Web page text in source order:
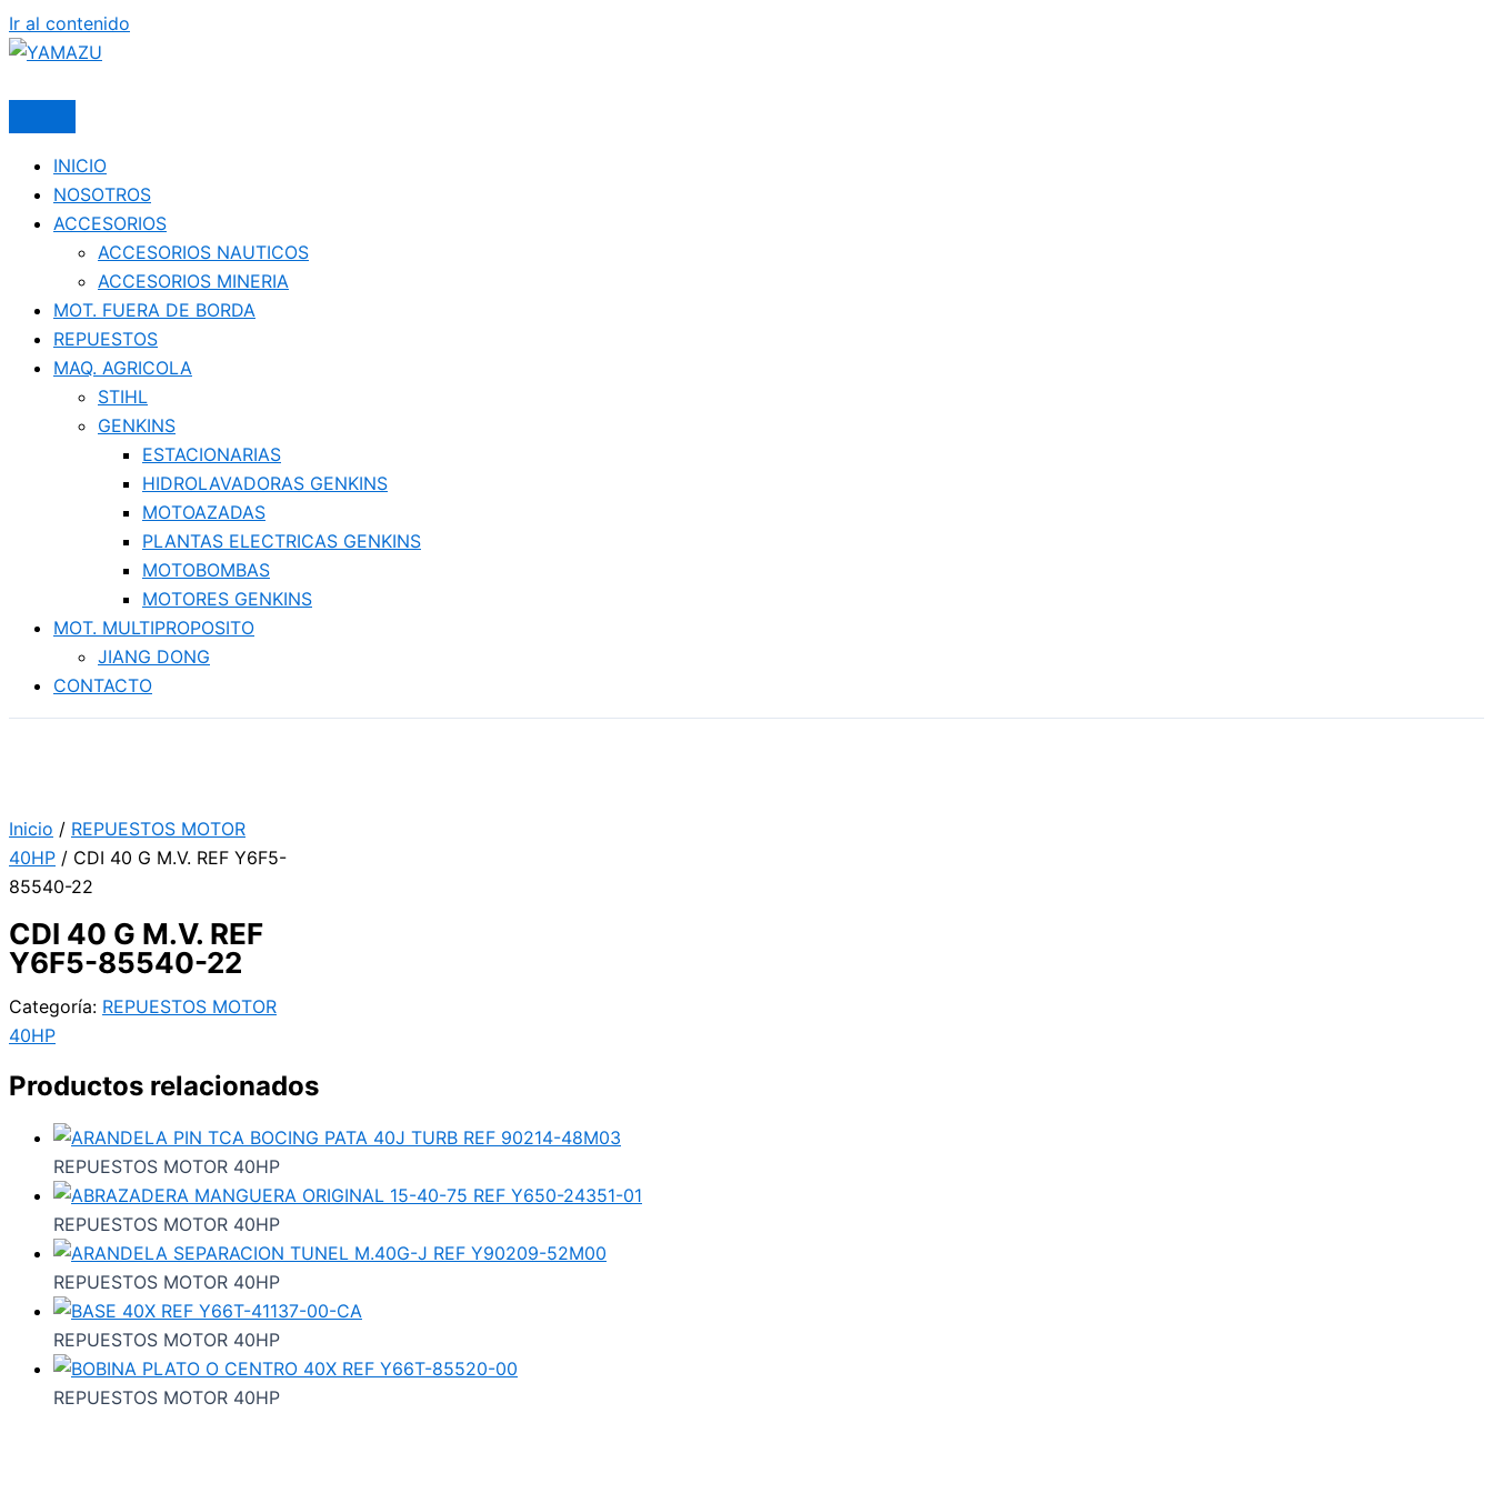
Ir al contenido
INICIO
NOSOTROS
ACCESORIOS
ACCESORIOS NAUTICOS
ACCESORIOS MINERIA
MOT. FUERA DE BORDA
REPUESTOS
MAQ. AGRICOLA
STIHL
GENKINS
ESTACIONARIAS
HIDROLAVADORAS GENKINS
MOTOAZADAS
PLANTAS ELECTRICAS GENKINS
MOTOBOMBAS
MOTORES GENKINS
MOT. MULTIPROPOSITO
JIANG DONG
CONTACTO
Inicio / REPUESTOS MOTOR
40HP / CDI 40 G M.V. REF Y6F5-
85540-22
CDI 40 G M.V. REF
Y6F5-85540-22
Categoría: REPUESTOS MOTOR
40HP
Productos relacionados
REPUESTOS MOTOR 40HP
REPUESTOS MOTOR 40HP
REPUESTOS MOTOR 40HP
REPUESTOS MOTOR 40HP
REPUESTOS MOTOR 40HP